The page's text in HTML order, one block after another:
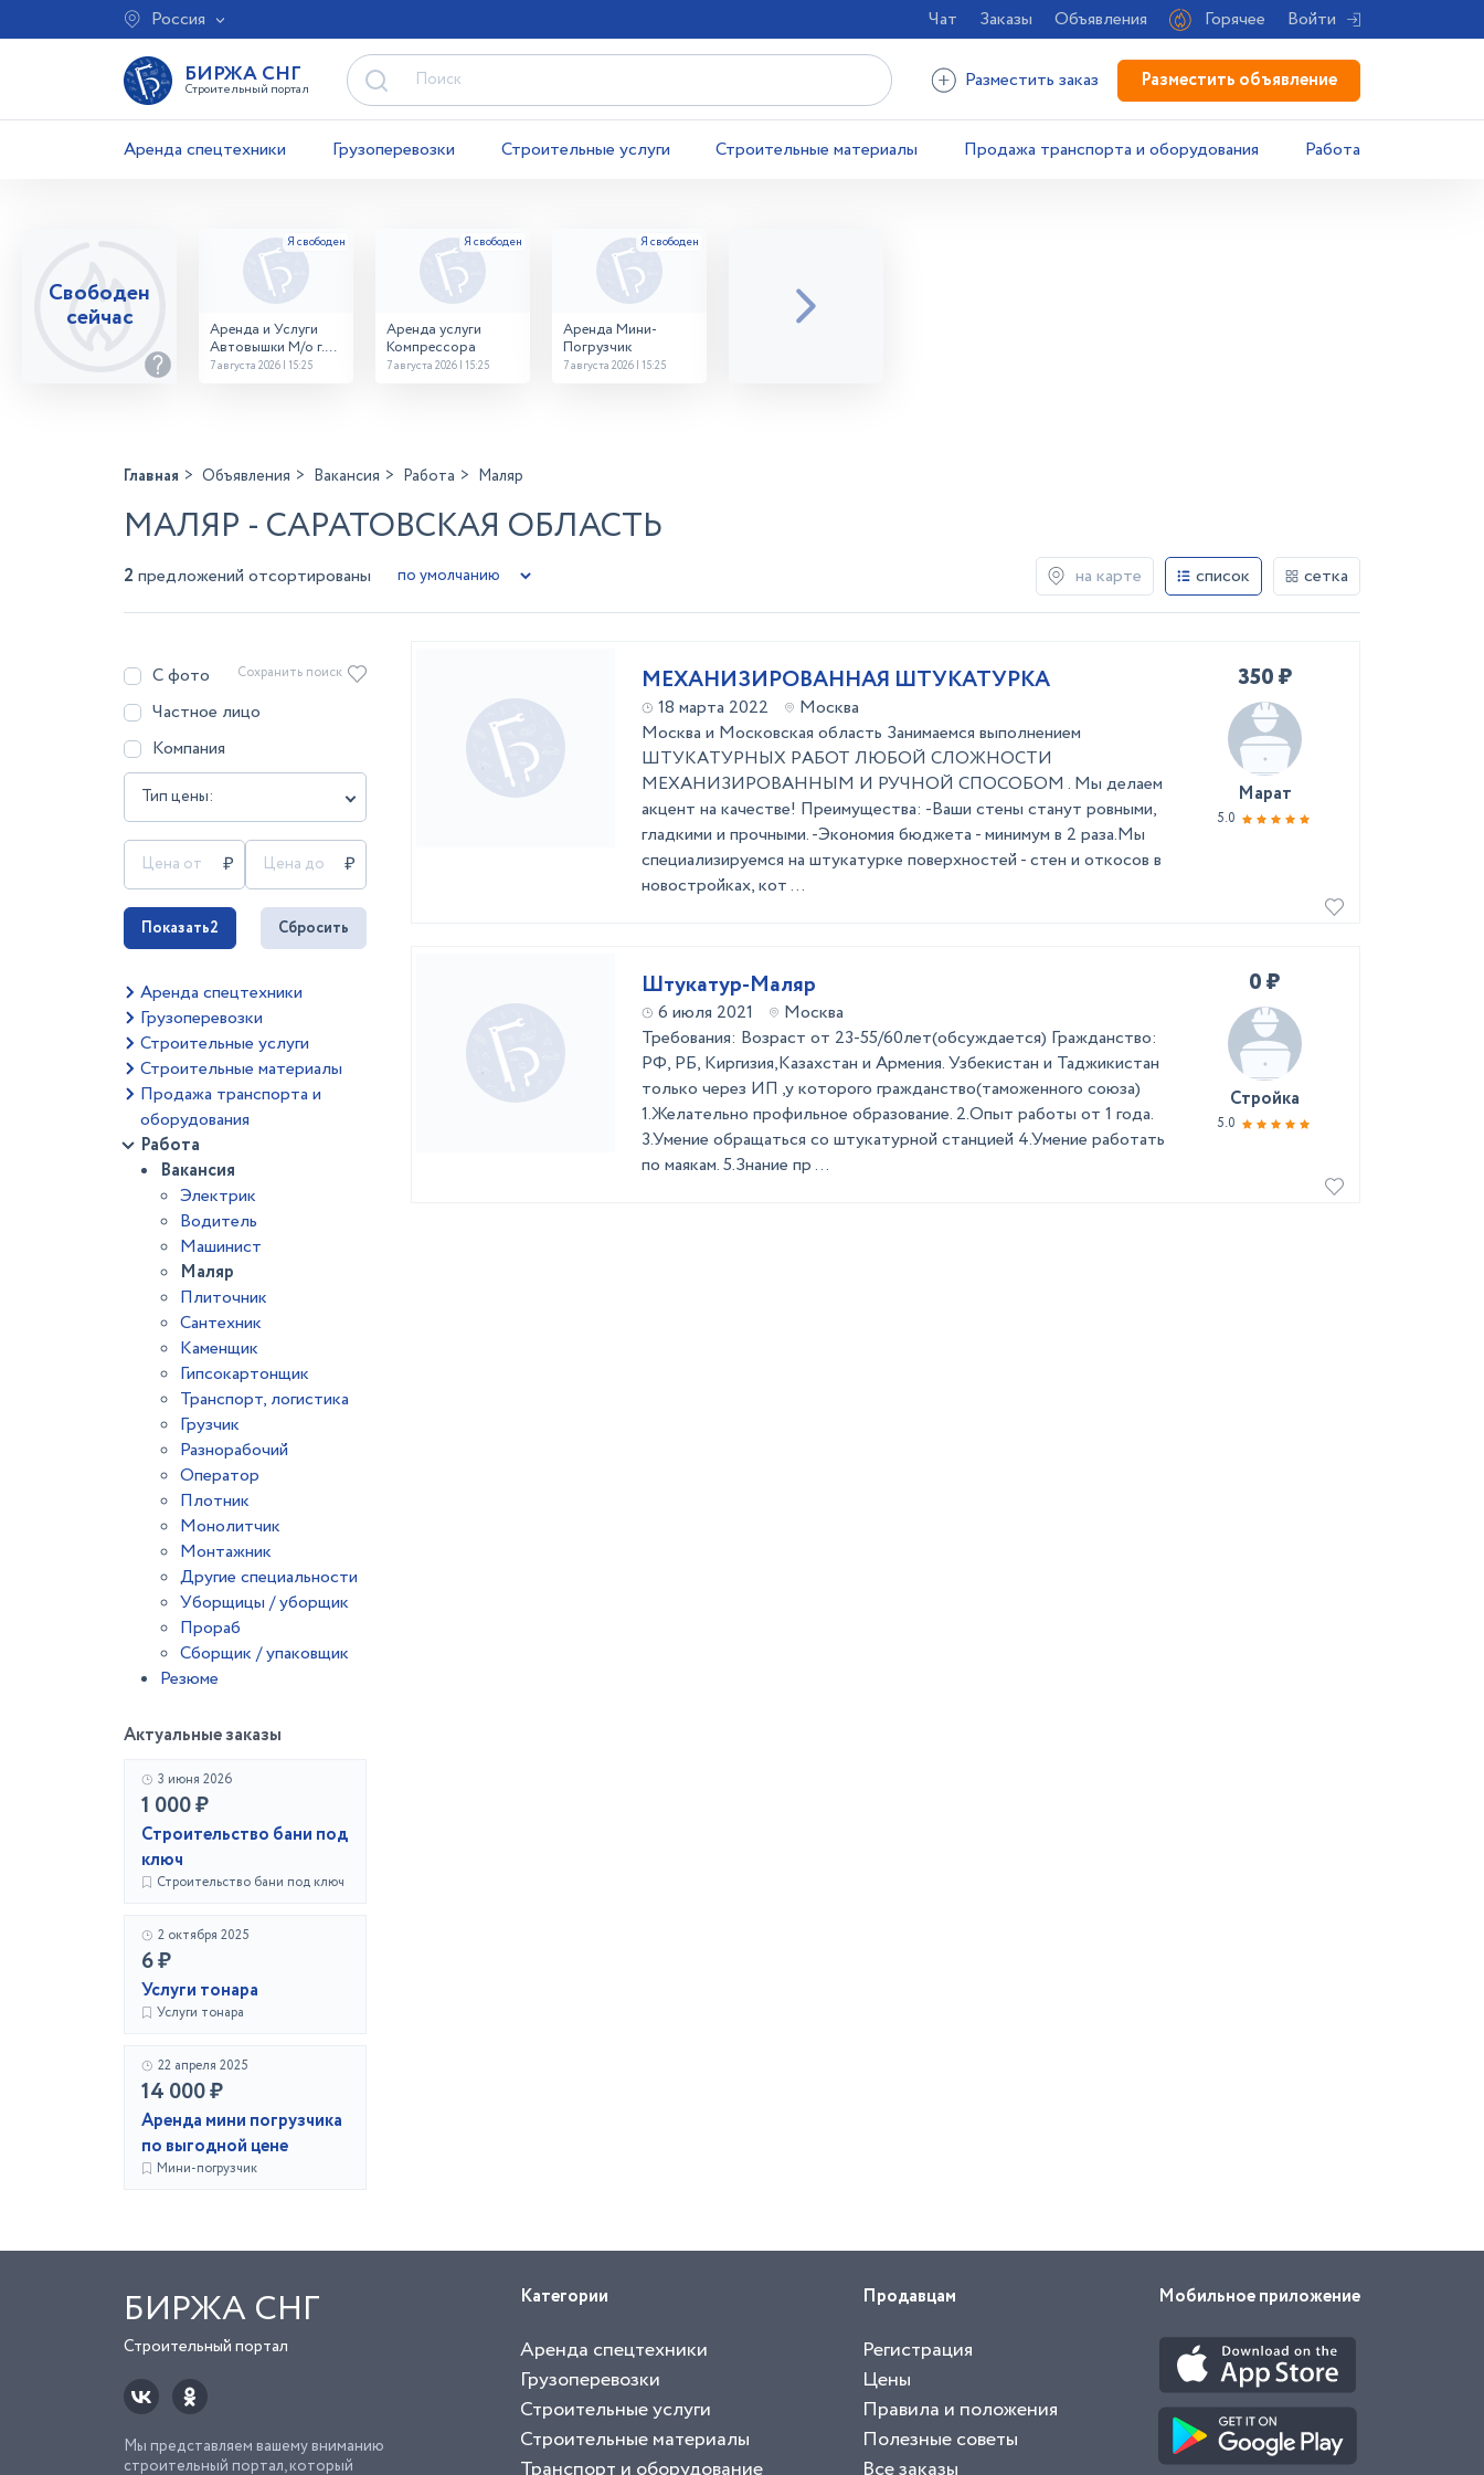
Россия Чат Заказы Объявления Горячее Войти
БИРЖА СНГ
Строительный портал Разместить заказ Разместить объявление
Аренда спецтехники Грузоперевозки Строительные услуги Строительные материалы Продажа транспорта и оборудования Работа
Свободен
сейчас
Аренда и Услуги
Автовышки М/о г.
Домодедово
7 августа 2026 | 15:25
Аренда услуги
Компрессора
7 августа 2026 | 15:25
Аренда Мини-
Погрузчик
7 августа 2026 | 15:25
Главная Объявления Вакансия Работа Маляр
МАЛЯР - САРАТОВСКАЯ ОБЛАСТЬ
2 предложений отсортированы на карте список сетка
С фото
Частное лицо
Компания
Тип цены:
Сохранить поиск
Показать2 Сбросить
Аренда спецтехники
Грузоперевозки
Строительные услуги
Строительные материалы
Продажа транспорта и
оборудования
Работа
Вакансия
Электрик
Водитель
Машинист
Маляр
Плиточник
Сантехник
Каменщик
Гипсокартонщик
Транспорт, логистика
Грузчик
Разнорабочий
Оператор
Плотник
Монолитчик
Монтажник
Другие специальности
Уборщицы / уборщик
Прораб
Сборщик / упаковщик
Резюме
Актуальные заказы
3 июня 2026
1 000 ₽
Строительство бани под
ключ
Строительство бани под ключ
2 октября 2025
6 ₽
Услуги тонара
Услуги тонара
22 апреля 2025
14 000 ₽
Аренда мини погрузчика
по выгодной цене
Мини-погрузчик
МЕХАНИЗИРОВАННАЯ ШТУКАТУРКА
18 марта 2022
Москва
Москва и Московская область Занимаемся выпoлнениeм
ШТУКАTУРНЫX PАБOT ЛЮБOЙ CЛOЖНОСTИ
MЕХАНИЗИРOВАННЫМ И РУЧНОЙ СПОCОБОM . Мы делаем
акцент на качестве! Преимущества: -Ваши стены станут ровными,
гладкими и прочными. -Экономия бюджета - минимум в 2 раза.Мы
специализируемся на штукатурке поверхностей - стен и откосов в
новостройках, кот ...
350 ₽
Марат
5.0
Штукатур-Маляр
6 июля 2021
Москва
Требования: Возраст от 23-55/60лет(обсуждается) Гражданство:
РФ, РБ, Киргизия,Казахстан и Армения. Узбекистан и Таджикистан
только через ИП ,у которого гражданство(таможенного союза)
1.Желательно профильное образование. 2.Опыт работы от 1 года.
3.Умение обращаться со штукатурной станцией 4.Умение работать
по маякам. 5.Знание пр ...
0 ₽
Стройка
5.0
БИРЖА СНГ
Строительный портал
Мы представляем вашему вниманию
строительный портал, который
Категории
Аренда спецтехники
Грузоперевозки
Строительные услуги
Строительные материалы
Продавцам
Регистрация
Цены
Правила и положения
Полезные советы
Мобильное приложение